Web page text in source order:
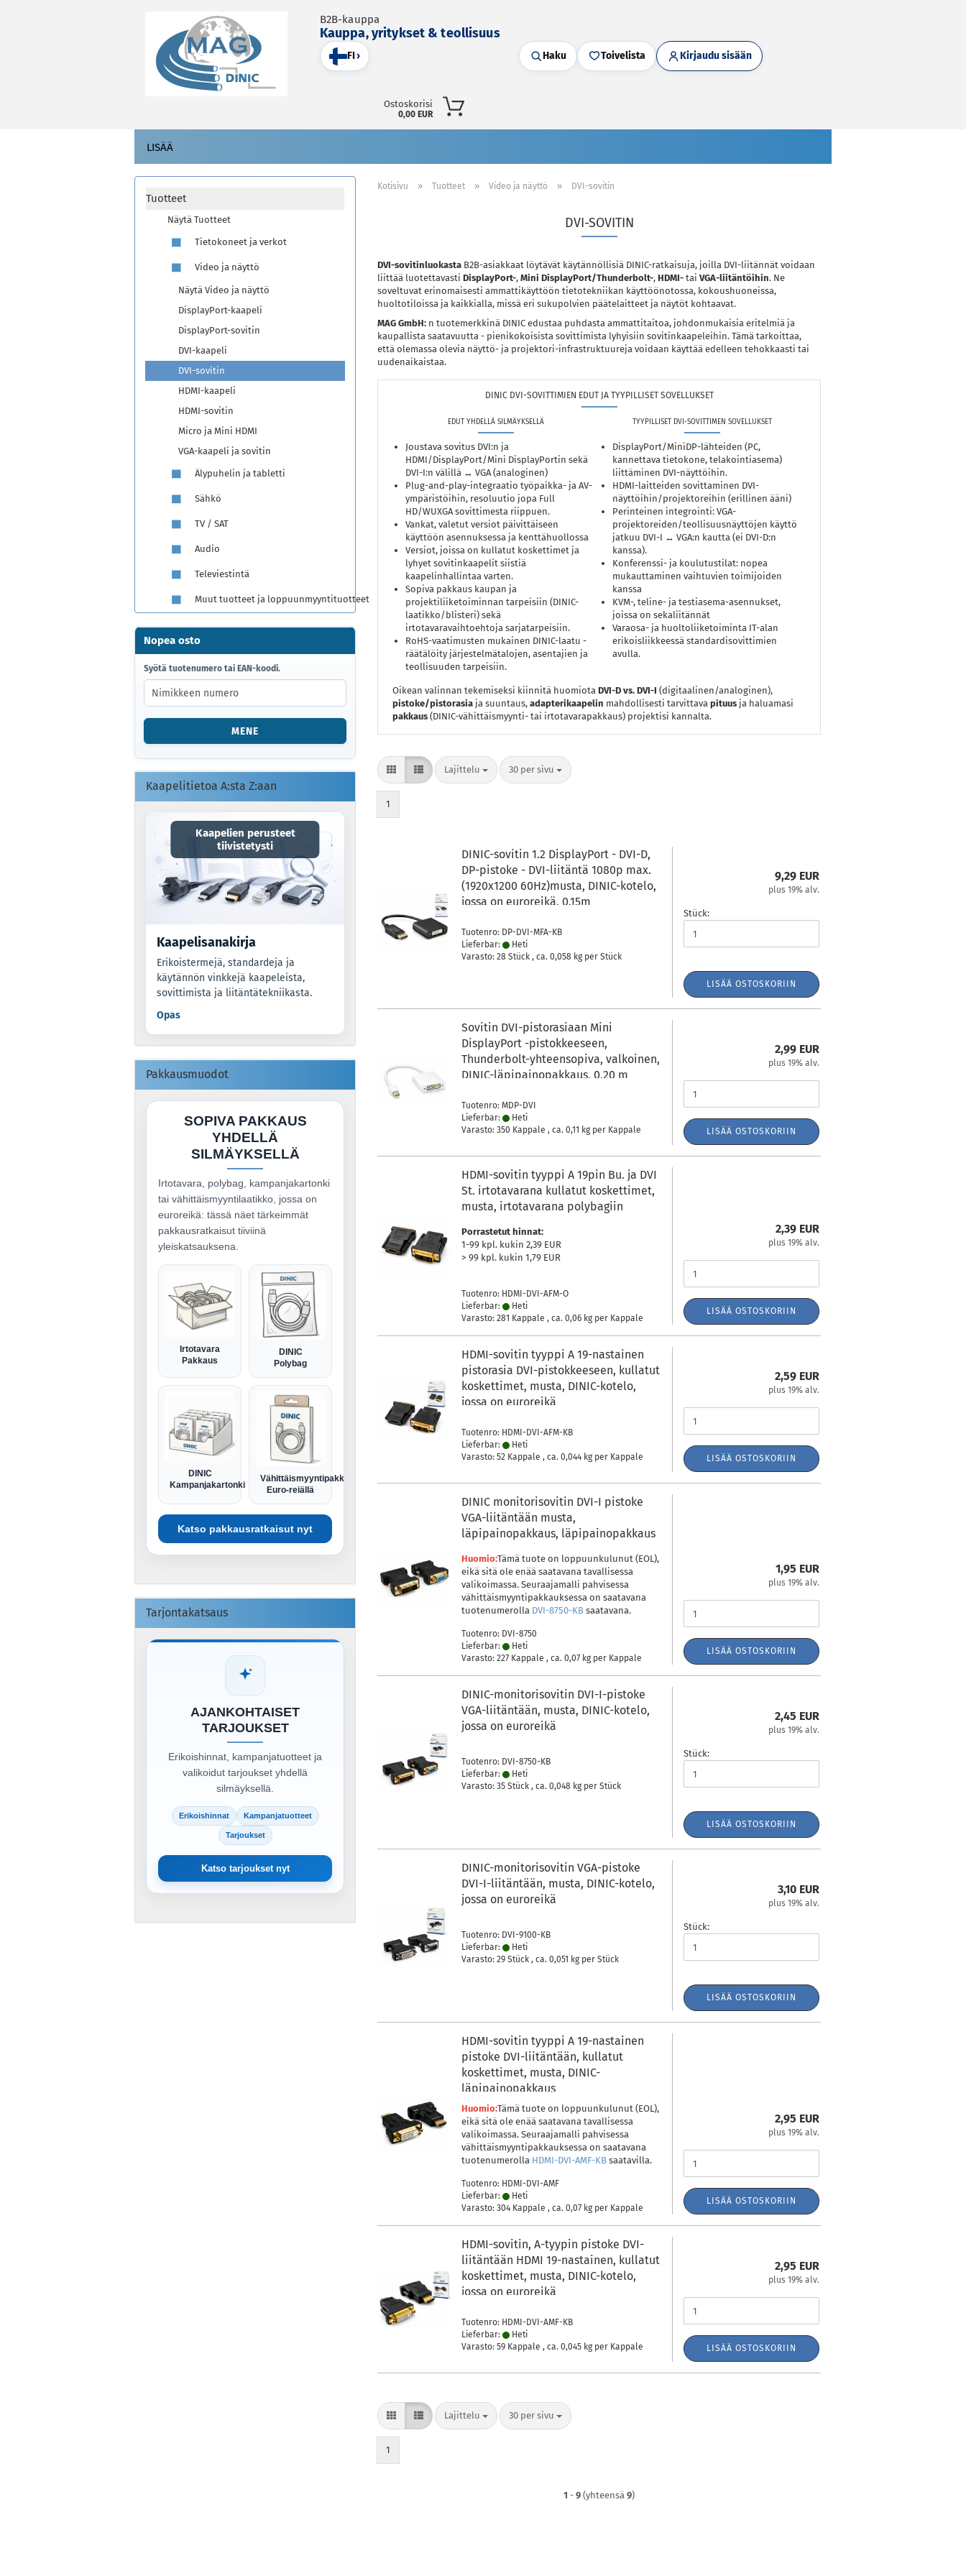
B2B-kauppa
Kauppa, yritykset & teollisuus
FI› Haku Toivelista Kirjaudu sisään
Ostoskorisi
0,00 EUR
LISÄÄ
Kotisivu » Tuotteet » Video ja näyttö » DVI-sovitin
DVI-SOVITIN
DVI-sovitinluokasta B2B-asiakkaat löytävät käytännöllisiä DINIC-ratkaisuja, joilla DVI-liitännät voidaan
liittää luotettavastiDisplayPort-,Mini DisplayPort/Thunderbolt-,HDMI- taiVGA-liitäntöihin. Ne
soveltuvat erinomaisesti ammattikäyttöön tietotekniikan käyttöönotossa, kokoushuoneissa,
huoltotiloissa ja kaikkialla, missä eri sukupolvien päätelaitteet ja näytöt kohtaavat.
MAG GmbH: n tuotemerkkinä DINIC edustaa puhdasta ammattitaitoa, johdonmukaisia eritelmiä ja
kaupallista saatavuutta - pienikokoisista sovittimista lyhyisiin sovitinkaapeleihin. Tämä tarkoittaa,
että olemassa olevia näyttö- ja projektori-infrastruktuureja voidaan käyttää edelleen tehokkaasti tai
uudenaikaistaa.
DINIC DVI-SOVITTIMIEN EDUT JA TYYPILLISET SOVELLUKSET
EDUT YHDELLÄ SILMÄYKSELLÄ
Joustava sovitus DVI:n ja
HDMI/DisplayPort/Mini DisplayPortin sekä
DVI-I:n välillä ↔ VGA (analoginen)
Plug-and-play-integraatio työpaikka- ja AV-
ympäristöihin, resoluutio jopa Full
HD/WUXGA sovittimesta riippuen.
Vankat, valetut versiot päivittäiseen
käyttöön asennuksessa ja kenttähuollossa
Versiot, joissa on kullatut koskettimet ja
lyhyet sovitinkaapelit siistiä
kaapelinhallintaa varten.
Sopiva pakkaus kaupan ja
projektiliiketoiminnan tarpeisiin (DINIC-
laatikko/blisteri) sekä
irtotavaravaihtoehtoja sarjatarpeisiin.
RoHS-vaatimusten mukainen DINIC-laatu -
räätälöity järjestelmätalojen, asentajien ja
teollisuuden tarpeisiin.
TYYPILLISET DVI-SOVITTIMEN SOVELLUKSET
DisplayPort/MiniDP-lähteiden (PC,
kannettava tietokone, telakointiasema)
liittäminen DVI-näyttöihin.
HDMI-laitteiden sovittaminen DVI-
näyttöihin/projektoreihin (erillinen ääni)
Perinteinen integrointi: VGA-
projektoreiden/teollisuusnäyttöjen käyttö
jatkuu DVI-I ↔ VGA:n kautta (ei DVI-D:n
kanssa).
Konferenssi- ja koulutustilat: nopea
mukauttaminen vaihtuvien toimijoiden
kanssa
KVM-, teline- ja testiasema-asennukset,
joissa on sekaliitännät
Varaosa- ja huoltoliiketoiminta IT-alan
erikoisliikkeessä standardisovittimien
avulla.
Oikean valinnan tekemiseksi kiinnitä huomiotaDVI-D vs. DVI-I (digitaalinen/analoginen),
pistoke/pistorasia ja suuntaus,adapterikaapelin mahdollisesti tarvittavapituus ja haluamasi
pakkaus (DINIC-vähittäismyynti- tai irtotavarapakkaus) projektisi kannalta.
Lajittelu
Lajittelu 30 per sivu
per sivu
1
DINIC-sovitin 1.2 DisplayPort - DVI-D,
DP-pistoke - DVI-liitäntä 1080p max.
(1920x1200 60Hz)musta, DINIC-kotelo,
jossa on euroreikä, 0.15m
Tuotenro: DP-DVI-MFA-KB
Lieferbar:
Heti
Varasto: 28 Stück , ca.0,058 kg per Stück
9,29 EUR
plus 19% alv.
Stück:
LISÄÄ OSTOSKORIIN
Sovitin DVI-pistorasiaan Mini
DisplayPort -pistokkeeseen,
Thunderbolt-yhteensopiva, valkoinen,
DINIC-läpipainopakkaus, 0,20 m
Tuotenro: MDP-DVI
Lieferbar:
Heti
Varasto: 350 Kappale , ca.0,11 kg per Kappale
2,99 EUR
plus 19% alv.
LISÄÄ OSTOSKORIIN
HDMI-sovitin tyyppi A 19pin Bu. ja DVI
St. irtotavarana kullatut koskettimet,
musta, irtotavarana polybagiin
Porrastetut hinnat:
1-99 kpl. kukin 2,39 EUR
> 99 kpl. kukin 1,79 EUR
Tuotenro: HDMI-DVI-AFM-O
Lieferbar:
Heti
Varasto: 281 Kappale , ca.0,06 kg per Kappale
2,39 EUR
plus 19% alv.
LISÄÄ OSTOSKORIIN
HDMI-sovitin tyyppi A 19-nastainen
pistorasia DVI-pistokkeeseen, kullatut
koskettimet, musta, DINIC-kotelo,
jossa on euroreikä
Tuotenro: HDMI-DVI-AFM-KB
Lieferbar:
Heti
Varasto: 52 Kappale , ca.0,044 kg per Kappale
2,59 EUR
plus 19% alv.
LISÄÄ OSTOSKORIIN
DINIC monitorisovitin DVI-I pistoke
VGA-liitäntään musta,
läpipainopakkaus, läpipainopakkaus
Huomio:Tämä tuote on loppuunkulunut (EOL),
eikä sitä ole enää saatavana tavallisessa
valikoimassa. Seuraajamalli pahvisessa
vähittäismyyntipakkauksessa on saatavana
tuotenumerolla DVI-8750-KB saatavana.
Tuotenro: DVI-8750
Lieferbar:
Heti
Varasto: 227 Kappale , ca.0,07 kg per Kappale
1,95 EUR
plus 19% alv.
LISÄÄ OSTOSKORIIN
DINIC-monitorisovitin DVI-I-pistoke
VGA-liitäntään, musta, DINIC-kotelo,
jossa on euroreikä
Tuotenro: DVI-8750-KB
Lieferbar:
Heti
Varasto: 35 Stück , ca.0,048 kg per Stück
2,45 EUR
plus 19% alv.
Stück:
LISÄÄ OSTOSKORIIN
DINIC-monitorisovitin VGA-pistoke
DVI-I-liitäntään, musta, DINIC-kotelo,
jossa on euroreikä
Tuotenro: DVI-9100-KB
Lieferbar:
Heti
Varasto: 29 Stück , ca.0,051 kg per Stück
3,10 EUR
plus 19% alv.
Stück:
LISÄÄ OSTOSKORIIN
HDMI-sovitin tyyppi A 19-nastainen
pistoke DVI-liitäntään, kullatut
koskettimet, musta, DINIC-
läpipainopakkaus
Huomio:Tämä tuote on loppuunkulunut (EOL),
eikä sitä ole enää saatavana tavallisessa
valikoimassa. Seuraajamalli pahvisessa
vähittäismyyntipakkauksessa on saatavana
tuotenumerolla HDMI-DVI-AMF-KB saatavilla.
Tuotenro: HDMI-DVI-AMF
Lieferbar:
Heti
Varasto: 304 Kappale , ca.0,07 kg per Kappale
2,95 EUR
plus 19% alv.
LISÄÄ OSTOSKORIIN
HDMI-sovitin, A-tyypin pistoke DVI-
liitäntään HDMI 19-nastainen, kullatut
koskettimet, musta, DINIC-kotelo,
jossa on euroreikä
Tuotenro: HDMI-DVI-AMF-KB
Lieferbar:
Heti
Varasto: 59 Kappale , ca.0,045 kg per Kappale
2,95 EUR
plus 19% alv.
LISÄÄ OSTOSKORIIN
Lajittelu
Lajittelu 30 per sivu
per sivu
1
1 -9 (yhteensä9)
Tuotteet
Näytä Tuotteet
Tietokoneet ja verkot
Video ja näyttö
Näytä Video ja näyttö
DisplayPort-kaapeli
DisplayPort-sovitin
DVI-kaapeli
DVI-sovitin
HDMI-kaapeli
HDMI-sovitin
Micro ja Mini HDMI
VGA-kaapeli ja sovitin
Älypuhelin ja tabletti
Sähkö
TV / SAT
Audio
Televiestintä
Muut tuotteet ja loppuunmyyntituotteet
Nopea osto
SYÖTÄ
TUOTENUMERO
TAI
EAN-
KOODI.
Syötä tuotenumero tai EAN-koodi.
MENE
Kaapelitietoa A:sta Z:aan
Kaapelien perusteet
tiivistetysti
Kaapelisanakirja
Erikoistermejä, standardeja ja
käytännön vinkkejä kaapeleista,
sovittimista ja liitäntätekniikasta.
Opas
Pakkausmuodot
SOPIVA PAKKAUS
YHDELLÄ
SILMÄYKSELLÄ
Irtotavara, polybag, kampanjakartonki
tai vähittäismyyntilaatikko, jossa on
euroreikä: tässä näet tärkeimmät
pakkausratkaisut tiiviinä
yleiskatsauksena.
Irtotavara
Pakkaus
DINIC
Polybag
DINIC
Kampanjakartonki
Vähittäismyyntipakkaus
Euro-reiällä
Katso pakkausratkaisut nyt
Tarjontakatsaus
AJANKOHTAISET
TARJOUKSET
Erikoishinnat, kampanjatuotteet ja
valikoidut tarjoukset yhdellä
silmäyksellä.
Erikoishinnat Kampanjatuotteet
Tarjoukset
Katso tarjoukset nyt